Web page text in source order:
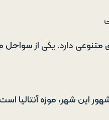
متنوعی دارد. یکی از
شهر، موزه آنتالیا است که ۱۳